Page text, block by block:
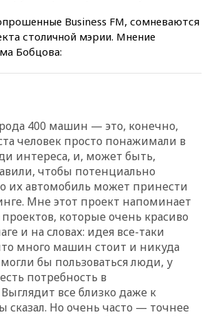
Business FM, сомневаются
столичной мэрии. Мнение
Бобцова:
400 машин — это, конечно,
человек просто понажимали в
интереса, и, может быть,
чтобы потенциально
их автомобиль может принести
Мне этот проект напоминает
которые очень красиво
и на словах: идея все-таки
много машин стоит и никуда
бы пользоваться люди, у
потребность в
все близко даже к
сказал. Но очень часто — точнее